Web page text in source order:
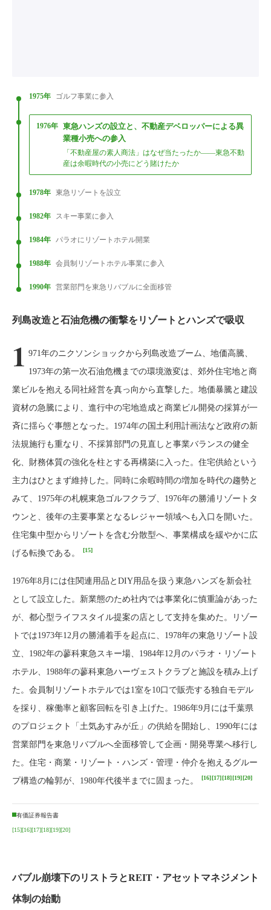
1975年 ゴルフ事業に参入
1976年 東急ハンズの設立と、不動産デベロッパーによる異
業種小売への参入
「不動産屋の素人商法」はなぜ当たったか——東急不動
産は余暇時代の小売にどう賭けたか
1978年 東急リゾートを設立
1982年 スキー事業に参入
1984年 パラオにリゾートホテル開業
1988年 会員制リゾートホテル事業に参入
1990年 営業部門を東急リバブルに全面移管
列島改造と石油危機の衝撃をリゾートとハンズで吸収
1 971年のニクソンショックから列島改造ブーム、地価高騰、
1973年の第一次石油危機までの環境激変は、郊外住宅地と商
業ビルを抱える同社経営を真っ向から直撃した。地価暴騰と建設
資材の急騰により、進行中の宅地造成と商業ビル開発の採算が一
斉に揺らぐ事態となった。1974年の国土利用計画法など政府の新
法規施行も重なり、不採算部門の見直しと事業バランスの健全
化、財務体質の強化を柱とする再構築に入った。住宅供給という
主力はひとまず維持した。同時に余暇時間の増加を時代の趨勢と
みて、1975年の札幌東急ゴルフクラブ、1976年の勝浦リゾートタ
ウンと、後年の主要事業となるレジャー領域へも入口を開いた。
住宅集中型からリゾートを含む分散型へ、事業構成を緩やかに広
げる転換である。
[15]
1976年8月には住関連用品とDIY用品を扱う東急ハンズを新会社
として設立した。新業態のため社内では事業化に慎重論があった
が、都心型ライフスタイル提案の店として支持を集めた。リゾー
トでは1973年12月の勝浦着手を起点に、1978年の東急リゾート設
立、1982年の蓼科東急スキー場、1984年12月のパラオ・リゾート
ホテル、1988年の蓼科東急ハーヴェストクラブと施設を積み上げ
た。会員制リゾートホテルでは1室を10口で販売する独自モデル
を採り、稼働率と顧客回転を引き上げた。1986年9月には千葉県
のプロジェクト「土気あすみが丘」の供給を開始し、1990年には
営業部門を東急リバブルへ全面移管して企画・開発専業へ移行し
た。住宅・商業・リゾート・ハンズ・管理・仲介を抱えるグルー
プ構造の輪郭が、1980年代後半までに固まった。
[16][17][18][19][20]
有価証券報告書
[15][16][17][18][19][20]
バブル崩壊下のリストラとREIT・アセットマネジメント
体制の始動